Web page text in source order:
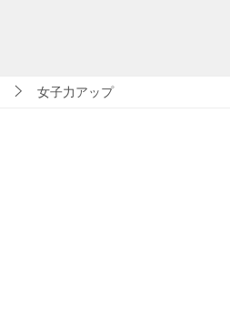
女子力アップ